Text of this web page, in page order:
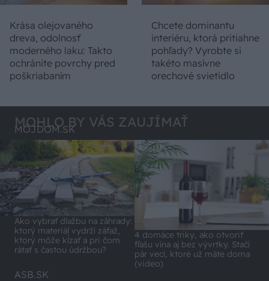
Krása olejovaného
dreva, odolnosť
moderného laku: Takto
ochránite povrchy pred
poškriabaním
Chcete dominantu
interiéru, ktorá pritiahne
pohľady? Vyrobte si
takéto masívne
orechové svietidlo
MOHLO BY VÁS ZAUJÍMAŤ
MÔJDOM.SK
Ako vybrať dlažbu na záhrady:
ktorý materiál vydrží záťaž,
ktorý môže kĺzať a pri čom
rátať s častou údržbou?
4 domáce triky, ako otvoriť
fľašu vína aj bez vývrtky. Stačí
pár vecí, ktoré už máte doma
(video)
ASB.SK